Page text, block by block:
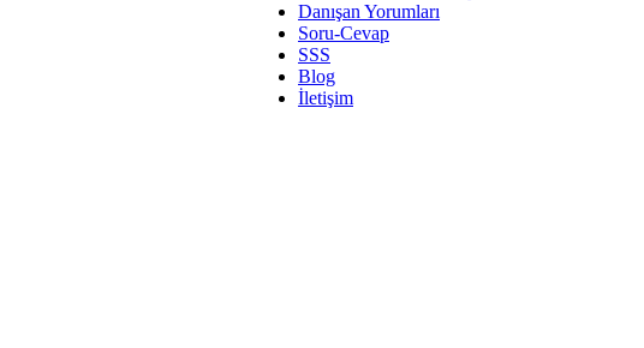
Danışan Yorumları
Soru-Cevap
SSS
Blog
İletişim